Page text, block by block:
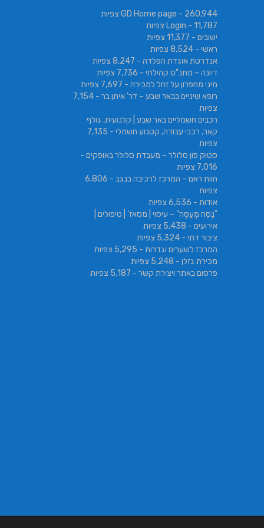
GD Home page - 260,944 צפיות
Login - 11,787 צפיות
ישובים - 11,377 צפיות
ראשי - 8,524 צפיות
אנדרטת אוגדת הפלדה - 8,247 צפיות
דיונה – מתנ"ס קהילתי - 7,736 צפיות
מיני מחפרון על זחל למכירה - 7,697 צפיות
רופא שיניים בבאר שבע – דר' איתן בר
- 7,154
צפיות
רכבים חשמליים באר שבע | קלנועית, גולף
קאר, רכבי עבודה, קטנוע חשמלי
- 7,135
צפיות
סטוק פון סלולר – מעבדת סלולר באופקים -
7,016 צפיות
חוות ראם – המרכז לרכיבה בנגב
- 6,806
צפיות
אודות - 6,536 צפיות
"נַסֵּה מְעַסֶּה" – עיסוי | מסאז' | טיפולים |
אירועים - 5,438 צפיות
ציבור דתי - 5,324 צפיות
המרכז לשערים וגדרות - 5,295 צפיות
מכירת גזלן - 5,248 צפיות
פרסום באתר ויצירת קשר - 5,187 צפיות